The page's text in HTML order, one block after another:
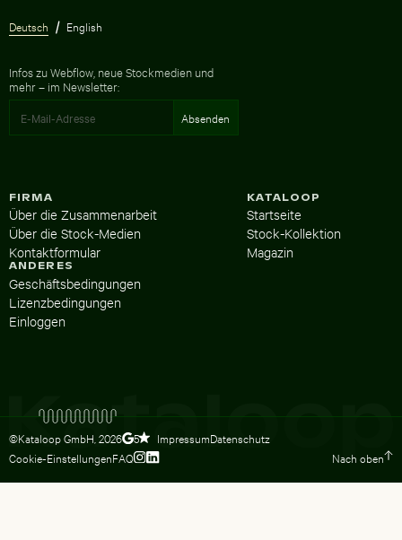
Deutsch English
Infos zu Webflow, neue Stockmedien und
mehr – im Newsletter:
KATALOOP
Startseite
Stock-Kollektion
Magazin
FIRMA
Über die Zusammenarbeit
Über die Stock-Medien
Kontaktformular
ANDERES
Geschäftsbedingungen
Lizenzbedingungen
Einloggen
©Kataloop GmbH, 2026 5 ImpressumDatenschutz
Cookie-EinstellungenFAQ Nach oben